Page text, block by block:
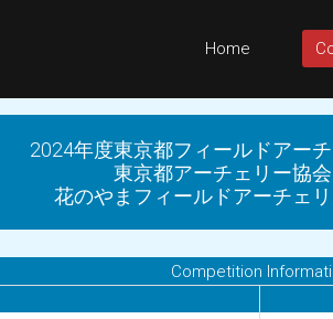
Home
2024年度東京都フィールドアー
東京都アーチェリー協
花のやまフィールドアーチェ
Competition